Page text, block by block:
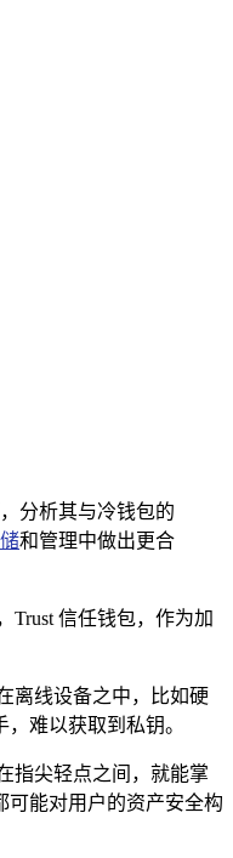
分析其与冷钱包的
和管理中做出更合
信任钱包，作为加
离线设备之中，比如硬
难以获取到私钥。
指尖轻点之间，就能掌
可能对用户的资产安全构